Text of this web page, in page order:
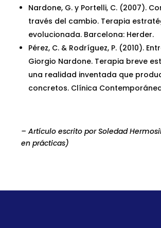
Nardone, G. y Portelli, C. (2007).
través del cambio. Terapia
evolucionada. Barcelona: Herder.
Pérez, C. & Rodríguez, P. (2010).
Giorgio Nardone. Terapia breve
una realidad inventada que
concretos. Clínica Contemporánea,
– Artículo escrito por Soledad
en prácticas)